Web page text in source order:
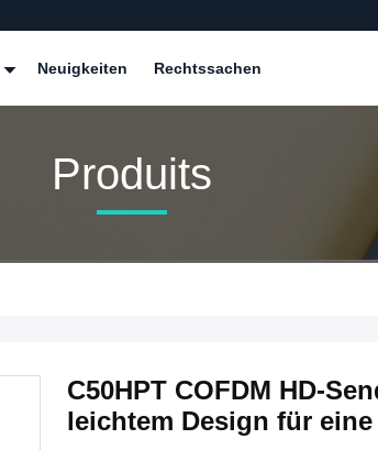
Neuigkeiten Rechtssachen
Produits
C50HPT COFDM HD-
leichtem Design für